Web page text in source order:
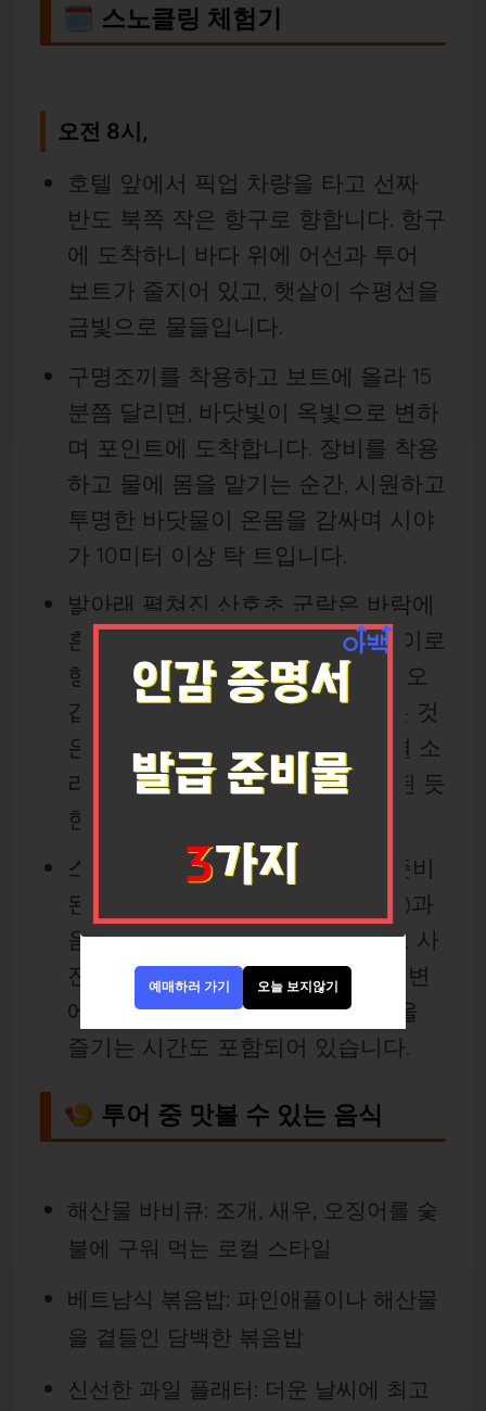
🗓 스노클링 체험기
오전 8시,
호텔 앞에서 픽업 차량을 타고 선짜
반도 북쪽 작은 항구로 향합니다. 항구
에 도착하니 바다 위에 어선과 투어
보트가 줄지어 있고, 햇살이 수평선을
금빛으로 물들입니다.
구명조끼를 착용하고 보트에 올라 15
분쯤 달리면, 바닷빛이 옥빛으로 변하
며 포인트에 도착합니다. 장비를 착용
하고 물에 몸을 맡기는 순간, 시원하고
투명한 바닷물이 온몸을 감싸며 시야
가 10미터 이상 탁 트입니다.
발아래 펼쳐진 산호초 군락은 바람에
흔들리는 숲처럼 살아 있고, 그 사이로
형형색색의 열대어들이 자유롭게 오
갑니다. 고요한 물속에서 들려오는 것
은 숨소리와 멀리서 울려오는 물결 소
리뿐. 그 순간만큼은 세상과 단절된 듯
한 평온함을 느낍니다.
스노클링이 끝나면 보트 위에서 준비
된 신선한 과일(파인애플, 수박 등)과
음료를 즐기며, 수평선을 배경으로 사
진을 남깁니다. 1일 투어의 경우 해변
에 내려가 갓 잡은 해산물로 점심을
즐기는 시간도 포함되어 있습니다.
🍤 투어 중 맛볼 수 있는 음식
해산물 바비큐: 조개, 새우, 오징어를 숯
불에 구워 먹는 로컬 스타일
베트남식 볶음밥: 파인애플이나 해산물
을 곁들인 담백한 볶음밥
신선한 과일 플래터: 더운 날씨에 최고
예매하러 가기 오늘 보지않기